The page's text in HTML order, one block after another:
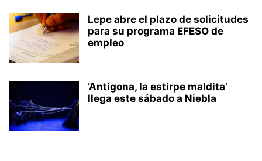
Lepe abre el plazo de solicitudes
para su programa EFESO de
empleo
‘Antígona, la estirpe maldita’
llega este sábado a Niebla